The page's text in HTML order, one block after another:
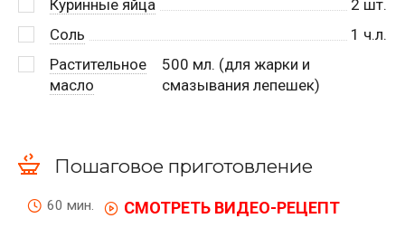
Куринные яйца
2 шт.
Соль
1 ч.л.
Растительное
масло
500 мл. (для жарки и
смазывания лепешек)
Пошаговое приготовление
60 мин. СМОТРЕТЬ ВИДЕО-РЕЦЕПТ